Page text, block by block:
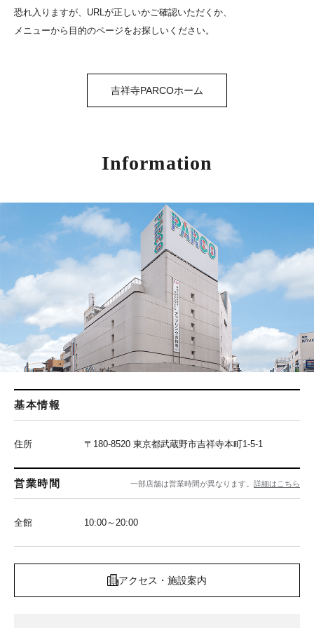
恐れ入りますが、URLが正しいかご確認いただくか、
メニューから目的のページをお探しいください。
吉祥寺PARCOホーム
Information
基本情報
住所 〒180-8520 東京都武蔵野市吉祥寺本町1-5-1
営業時間 一部店舗は営業時間が異なります。 詳細はこちら
全館 10:00～20:00
アクセス・施設案内